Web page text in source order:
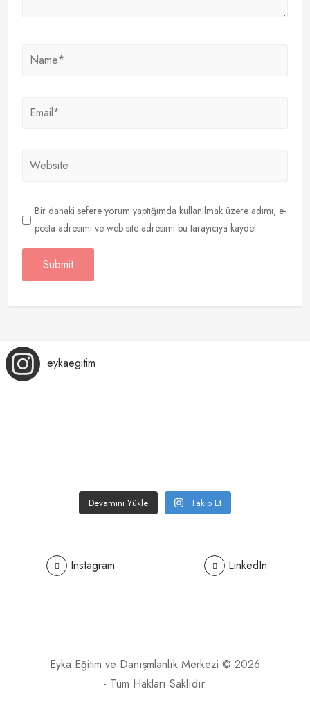
Bir dahaki sefere yorum yaptığımda kullanılmak üzere adımı, e-
posta adresimi ve web site adresimi bu tarayıcıya kaydet.
eykaegitim
Devamını Yükle Takip Et
Instagram LinkedIn
Eyka Eğitim ve Danışmlanlık Merkezi © 2026
- Tüm Hakları Saklıdır.